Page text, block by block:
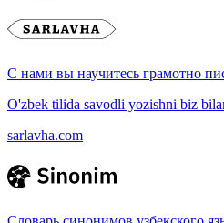
С нами вы научитесь грамотно
O'zbek tilida savodli yozishni biz
sarlavha.com